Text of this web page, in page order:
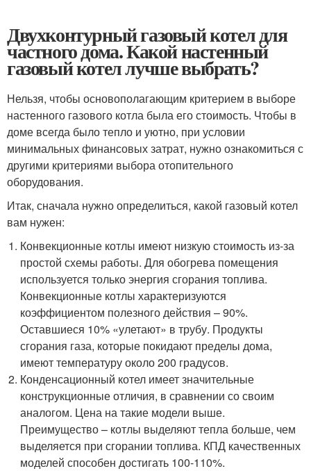
Двухконтурный газовый котел для
частного дома. Какой настенный
газовый котел лучше выбрать?
Нельзя, чтобы основополагающим критерием в выборе
настенного газового котла была его стоимость. Чтобы в
доме всегда было тепло и уютно, при условии
минимальных финансовых затрат, нужно ознакомиться с
другими критериями выбора отопительного
оборудования.
Итак, сначала нужно определиться, какой газовый котел
вам нужен:
Конвекционные котлы имеют низкую стоимость из-за
простой схемы работы. Для обогрева помещения
используется только энергия сгорания топлива.
Конвекционные котлы характеризуются
коэффициентом полезного действия – 90%.
Оставшиеся 10% «улетают» в трубу. Продукты
сгорания газа, которые покидают пределы дома,
имеют температуру около 200 градусов.
Конденсационный котел имеет значительные
конструкционные отличия, в сравнении со своим
аналогом. Цена на такие модели выше.
Преимущество – котлы выделяют тепла больше, чем
выделяется при сгорании топлива. КПД качественных
моделей способен достигать 100-110%.